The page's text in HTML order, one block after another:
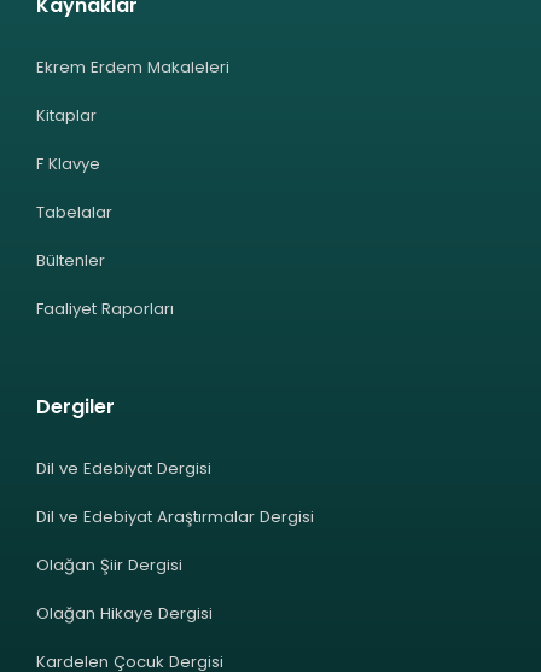
Ekrem Erdem Makaleleri
Kitaplar
F Klavye
Tabelalar
Bültenler
Faaliyet Raporları
Dergiler
Dil ve Edebiyat Dergisi
Dil ve Edebiyat Araştırmalar Dergisi
Olağan Şiir Dergisi
Olağan Hikaye Dergisi
Kardelen Çocuk Dergisi